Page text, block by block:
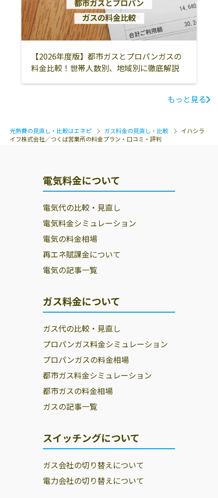
【2026年度版】都市ガスとプロパンガスの
料金比較！世帯人数別、地域別に徹底解説
もっと見る
光熱費の見直し・比較はエネピ ガス料金の見直し・比較
イハシラ
イフ株式会社／つくば営業所の料金プラン・口コミ・評判
電気料金について
電気代の比較・見直し
電気料金シミュレーション
電気の料金相場
再エネ賦課金について
電気の記事一覧
ガス料金について
ガス代の比較・見直し
プロパンガス料金シミュレーション
プロパンガスの料金相場
都市ガス料金シミュレーション
都市ガスの料金相場
ガスの記事一覧
スイッチングについて
ガス会社の切り替えについて
電力会社の切り替えについて